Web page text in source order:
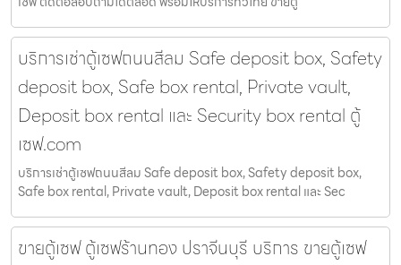
บริการเช่าตู้เซฟถนนสีลม Safe deposit box, Safety
deposit box, Safe box rental, Private vault,
Deposit box rental และ Security box rental ตู้
เซฟ.com
บริการเช่าตู้เซฟถนนสีลม Safe deposit box, Safety deposit box,
Safe box rental, Private vault, Deposit box rental และ Sec
ขายตู้เซฟ ตู้เซฟร้านทอง ปราจีนบุรี บริการ ขายตู้เซฟ